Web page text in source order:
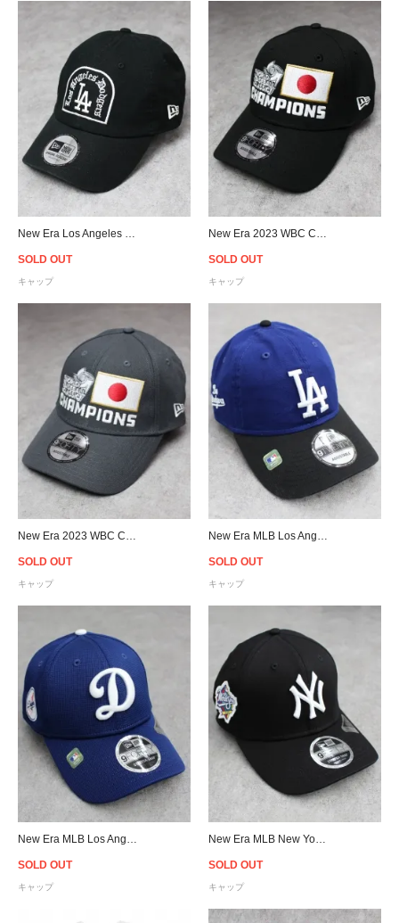
SOLD OUT
キャップ
SOLD OUT
キャップ
SOLD OUT
キャップ
SOLD OUT
キャップ
SOLD OUT
キャップ
SOLD OUT
キャップ